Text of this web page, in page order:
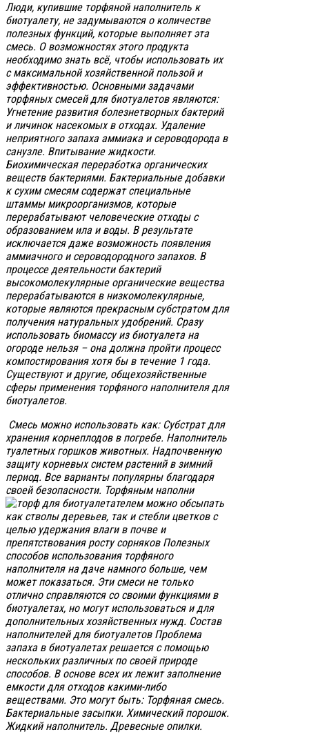
Люди, купившие торфяной наполнитель к
биотуалету, не задумываются о количестве
полезных функций, которые выполняет эта
смесь. О возможностях этого продукта
необходимо знать всё, чтобы использовать их
с максимальной хозяйственной пользой и
эффективностью. Основными задачами
торфяных смесей для биотуалетов являются:
Угнетение развития болезнетворных бактерий
и личинок насекомых в отходах. Удаление
неприятного запаха аммиака и сероводорода в
санузле. Впитывание жидкости.
Биохимическая переработка органических
веществ бактериями. Бактериальные добавки
к сухим смесям содержат специальные
штаммы микроорганизмов, которые
перерабатывают человеческие отходы с
образованием ила и воды. В результате
исключается даже возможность появления
аммиачного и сероводородного запахов. В
процессе деятельности бактерий
высокомолекулярные органические вещества
перерабатываются в низкомолекулярные,
которые являются прекрасным субстратом для
получения натуральных удобрений. Сразу
использовать биомассу из биотуалета на
огороде нельзя – она должна пройти процесс
компостирования хотя бы в течение 1 года.
Существуют и другие, общехозяйственные
сферы применения торфяного наполнителя для
биотуалетов.
Смесь можно использовать как: Субстрат для
хранения корнеплодов в погребе. Наполнитель
туалетных горшков животных. Надпочвенную
защиту корневых систем растений в зимний
период. Все варианты популярны благодаря
своей безопасности. Торфяным наполни
телем можно обсыпать
как стволы деревьев, так и стебли цветков с
целью удержания влаги в почве и
препятствования росту сорняков Полезных
способов использования торфяного
наполнителя на даче намного больше, чем
может показаться. Эти смеси не только
отлично справляются со своими функциями в
биотуалетах, но могут использоваться и для
дополнительных хозяйственных нужд. Состав
наполнителей для биотуалетов Проблема
запаха в биотуалетах решается с помощью
нескольких различных по своей природе
способов. В основе всех их лежит заполнение
емкости для отходов какими-либо
веществами. Это могут быть: Торфяная смесь.
Бактериальные засыпки. Химический порошок.
Жидкий наполнитель. Древесные опилки.